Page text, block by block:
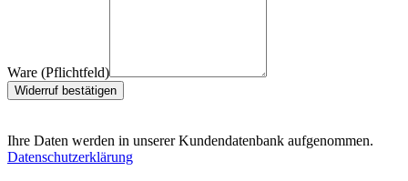
Ware (Pflichtfeld)
Widerruf bestätigen
Ihre Daten werden in unserer Kundendatenbank aufgenommen.
Datenschutzerklärung